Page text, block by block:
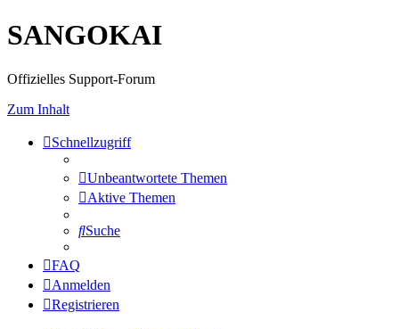
SANGOKAI
Offizielles Support-Forum
Zum Inhalt
Schnellzugriff
Unbeantwortete Themen
Aktive Themen
Suche
FAQ
Anmelden
Registrieren